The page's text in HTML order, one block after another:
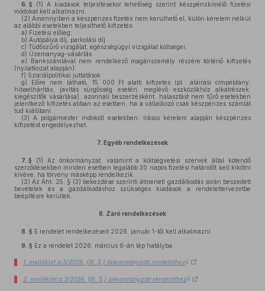
6. § (1) A kiadások teljesítésekor lehetőség szerint készpénzkímélő fizetési
módokat kell alkalmazni.
(2) Amennyiben a készpénzes fizetés nem kerülhető el, külön kérelem nélkül
az alábbi esetekben teljesíthető kifizetés:
a) Fizetési előleg;
b) Autópálya díj, parkolási díj
c) Tüdőszűrő vizsgálat, egészségügyi vizsgálat költségei;
d) Üzemanyag-vásárlás
e) Bankszámlával nem rendelkező magánszemély részére történő kifizetés
(nyilatkozat alapján);
f) Szociálpolitikai juttatások
g) Előre nem látható, 15 000 Ft alatti kifizetés (pl.: aláírási címpéldány,
hibaelhárítás, javítás sürgősség esetén, meglévő eszközökhöz alkatrészek,
kiegészítők vásárlása), azonnali beszerzésként, halasztást nem tűrő esetekben
jelentkező kifizetés abban az esetben, ha a vállalkozó csak készpénzes számlát
tud kiállítani.
(3) A polgármester indokolt esetekben, írásos kérelem alapján készpénzes
kifizetést engedélyezhet.
7. Egyéb rendelkezések
7. § (1) Az önkormányzat, valamint a költségvetési szervek által kötendő
szerződésekben minden esetben legalább 30 napos fizetési határidőt kell kikötni
kivéve, ha törvény másképp rendelkezik.
(2) Az Áht. 25. § (3) bekezdése szerinti átmeneti gazdálkodás során beszedett
bevételek és a gazdálkodáshoz szükséges kiadások a rendelettervezetbe
beépítésre kerültek.
8. Záró rendelkezések
8. § E rendelet rendelkezéseit 2026. január 1-től kell alkalmazni.
9. § Ez a rendelet 2026. március 6-án lép hatályba.
1. melléklet a 3/2026. (III. 5.) önkormányzati rendelethez2
2. melléklet a 3/2026. (III. 5.) önkormányzati rendelethez3